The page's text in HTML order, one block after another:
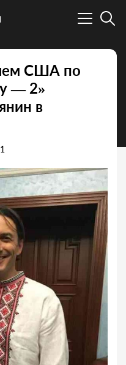
США по
— 2»
в